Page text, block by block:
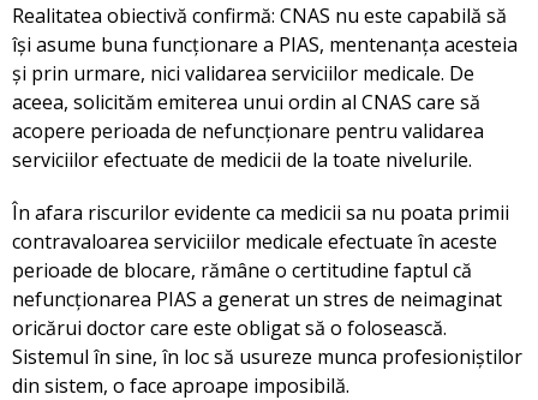
Realitatea obiectivă confirmă: CNAS nu este capabilă să
își asume buna funcționare a PIAS, mentenanța acesteia
și prin urmare, nici validarea serviciilor medicale. De
aceea, solicităm emiterea unui ordin al CNAS care să
acopere perioada de nefuncționare pentru validarea
serviciilor efectuate de medicii de la toate nivelurile.
În afara riscurilor evidente ca medicii sa nu poata primii
contravaloarea serviciilor medicale efectuate în aceste
perioade de blocare, rămâne o certitudine faptul că
nefuncționarea PIAS a generat un stres de neimaginat
oricărui doctor care este obligat să o folosească.
Sistemul în sine, în loc să usureze munca profesioniștilor
din sistem, o face aproape imposibilă.